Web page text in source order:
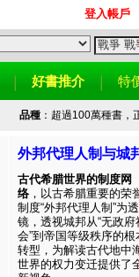
登入帳戶
好書推介 特
品種：超過100萬種書，
外邦代理人制与城
古代希腊世界的制度网
络 ，以古希腊重要的荣
制度“外邦代理人制”为透
镜，透视城邦从“无政府
会”到帝国等级秩序的根
转型，为解读古代地中
世界的权力变迁提供了